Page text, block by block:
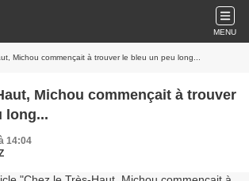
MENU
Michou commençait à trouver le bleu un peu long...
Michou commençait à trouver
long...
14:04